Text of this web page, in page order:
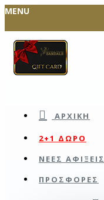
MENU
ΑΡΧΙΚΉ
2+1 ΔΩΡΟ
ΝΕΕΣ ΑΦΙΞΕΙΣ
ΠΡΟΣΦΟΡΕΣ